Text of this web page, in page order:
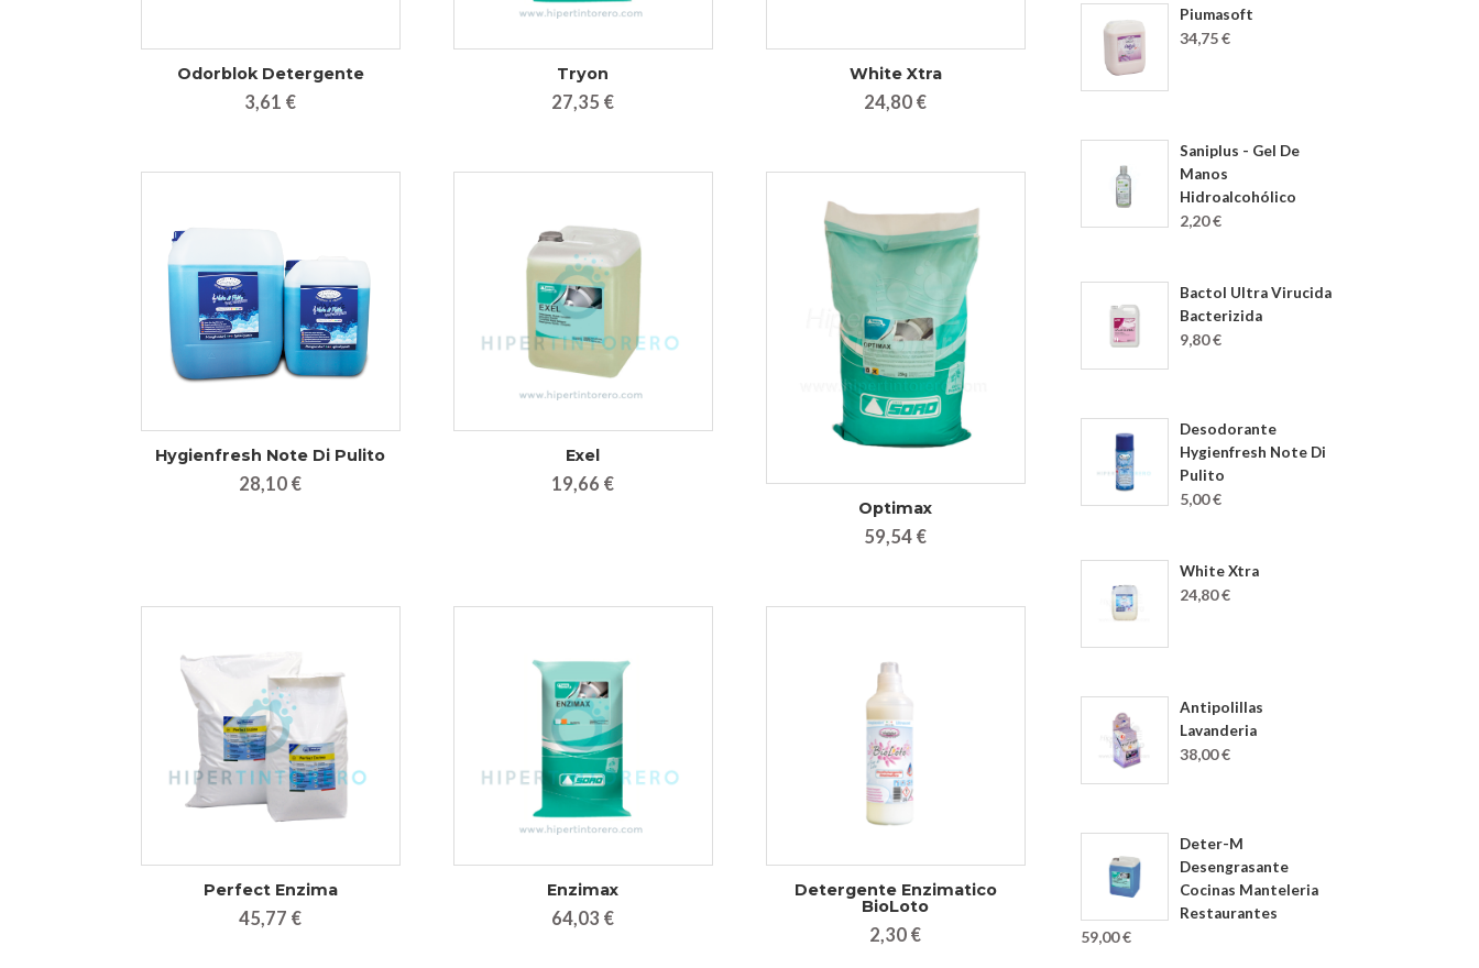
Odorblok Detergente
3,61 €
Tryon
27,35 €
White Xtra
24,80 €
Hygienfresh Note Di Pulito
28,10 €
Exel
19,66 €
Optimax
59,54 €
Perfect Enzima
45,77 €
Enzimax
64,03 €
Detergente Enzimatico
BioLoto
2,30 €
Piumasoft
34,75 €
Saniplus - Gel De
Manos
Hidroalcohólico
2,20 €
Bactol Ultra Virucida
Bacterizida
9,80 €
Desodorante
Hygienfresh Note Di
Pulito
5,00 €
White Xtra
24,80 €
Antipolillas
Lavanderia
38,00 €
Deter-M
Desengrasante
Cocinas Manteleria
Restaurantes
59,00 €